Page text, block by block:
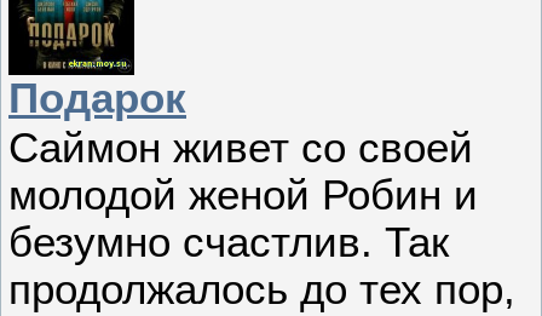
Подарок
Саймон живет со своей
молодой женой Робин и
безумно счастлив. Так
продолжалось до тех пор,